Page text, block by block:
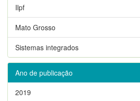
Ilpf
Mato Grosso
Sistemas integrados
Ano de publicação
2019